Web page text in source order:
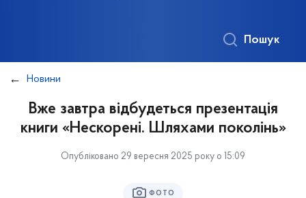
Пошук
Новини
Вже завтра відбудеться презентація
книги «Нескорені. Шляхами поколінь»
Опубліковано 29 вересня 2025 року о 15:09
ФОТО